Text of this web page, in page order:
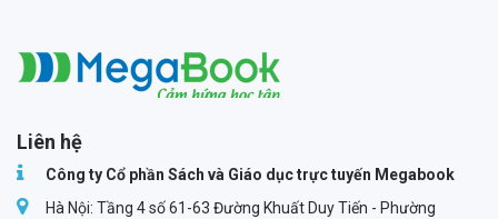
Liên hệ
Công ty Cổ phần Sách và Giáo dục trực tuyến Megabook
Hà Nội: Tầng 4 số 61-63 Đường Khuất Duy Tiến - Phường